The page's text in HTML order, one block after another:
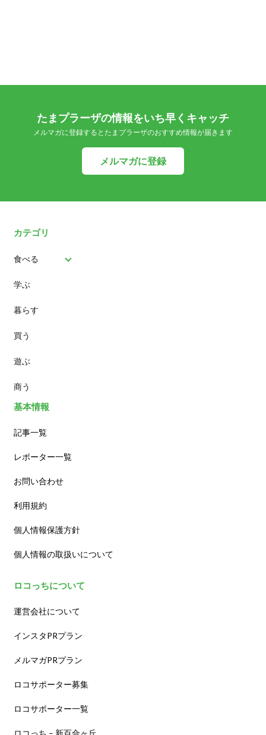
たまプラーザの情報をいち早くキャッチ
メルマガに登録するとたまプラーザのおすすめ情報が届きます
メルマガに登録
カテゴリ
食べる
パン
スイーツ
ランチ
カフェ
学ぶ
暮らす
買う
遊ぶ
商う
基本情報
記事一覧
レポーター一覧
お問い合わせ
利用規約
個人情報保護方針
個人情報の取扱いについて
ロコっちについて
運営会社について
インスタPRプラン
メルマガPRプラン
ロコサポーター募集
ロコサポーター一覧
ロコっち – 新百合ヶ丘